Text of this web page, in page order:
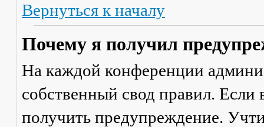
Вернуться к началу
Почему я получил
На каждой конференции
собственный свод правил.
получить предупреждение.